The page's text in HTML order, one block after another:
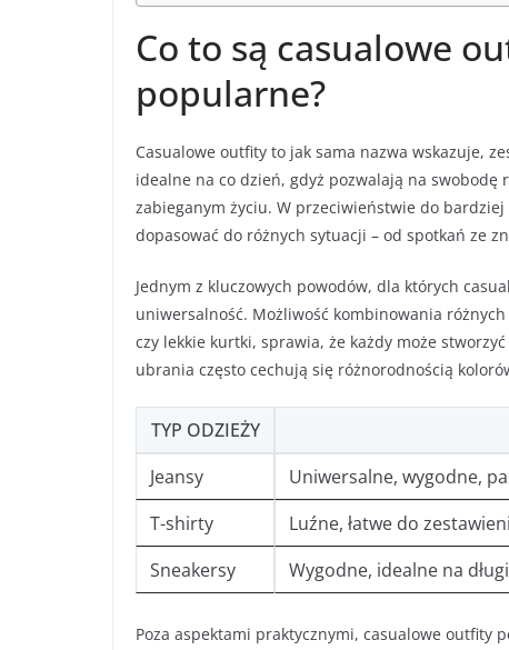
Co to są casualowe
popularne?
Casualowe outfity to jak sama nazwa wskazuje,
idealne na co dzień, gdyż pozwalają na
zabieganym życiu. W przeciwieństwie do
dopasować do różnych sytuacji – od spotkań ze
Jednym z kluczowych powodów, dla których
uniwersalność. Możliwość kombinowania
czy lekkie kurtki, sprawia, że każdy może
ubrania często cechują się różnorodnością
TYP ODZIEŻY
Jeansy
Uniwersalne, wygodne,
T-shirty
Luźne, łatwe do
Sneakersy
Wygodne, idealne na
Poza aspektami praktycznymi, casualowe outfity